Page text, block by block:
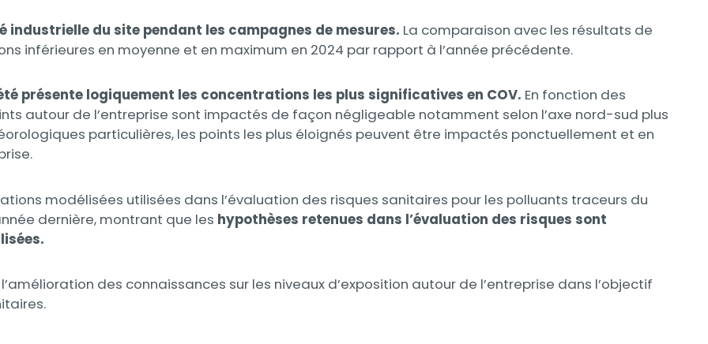
industrielle du site pendant les campagnes de mesures. La comparaison avec les résultats de
inférieures en moyenne et en maximum en 2024 par rapport à l’année précédente.
présente logiquement les concentrations les plus significatives en COV. En fonction des
autour de l’entreprise sont impactés de façon négligeable notamment selon l’axe nord-sud plus
particulières, les points les plus éloignés peuvent être impactés ponctuellement et en
modélisées utilisées dans l’évaluation des risques sanitaires pour les polluants traceurs du
dernière, montrant que les hypothèses retenues dans l’évaluation des risques sont
des connaissances sur les niveaux d’exposition autour de l’entreprise dans l’objectif